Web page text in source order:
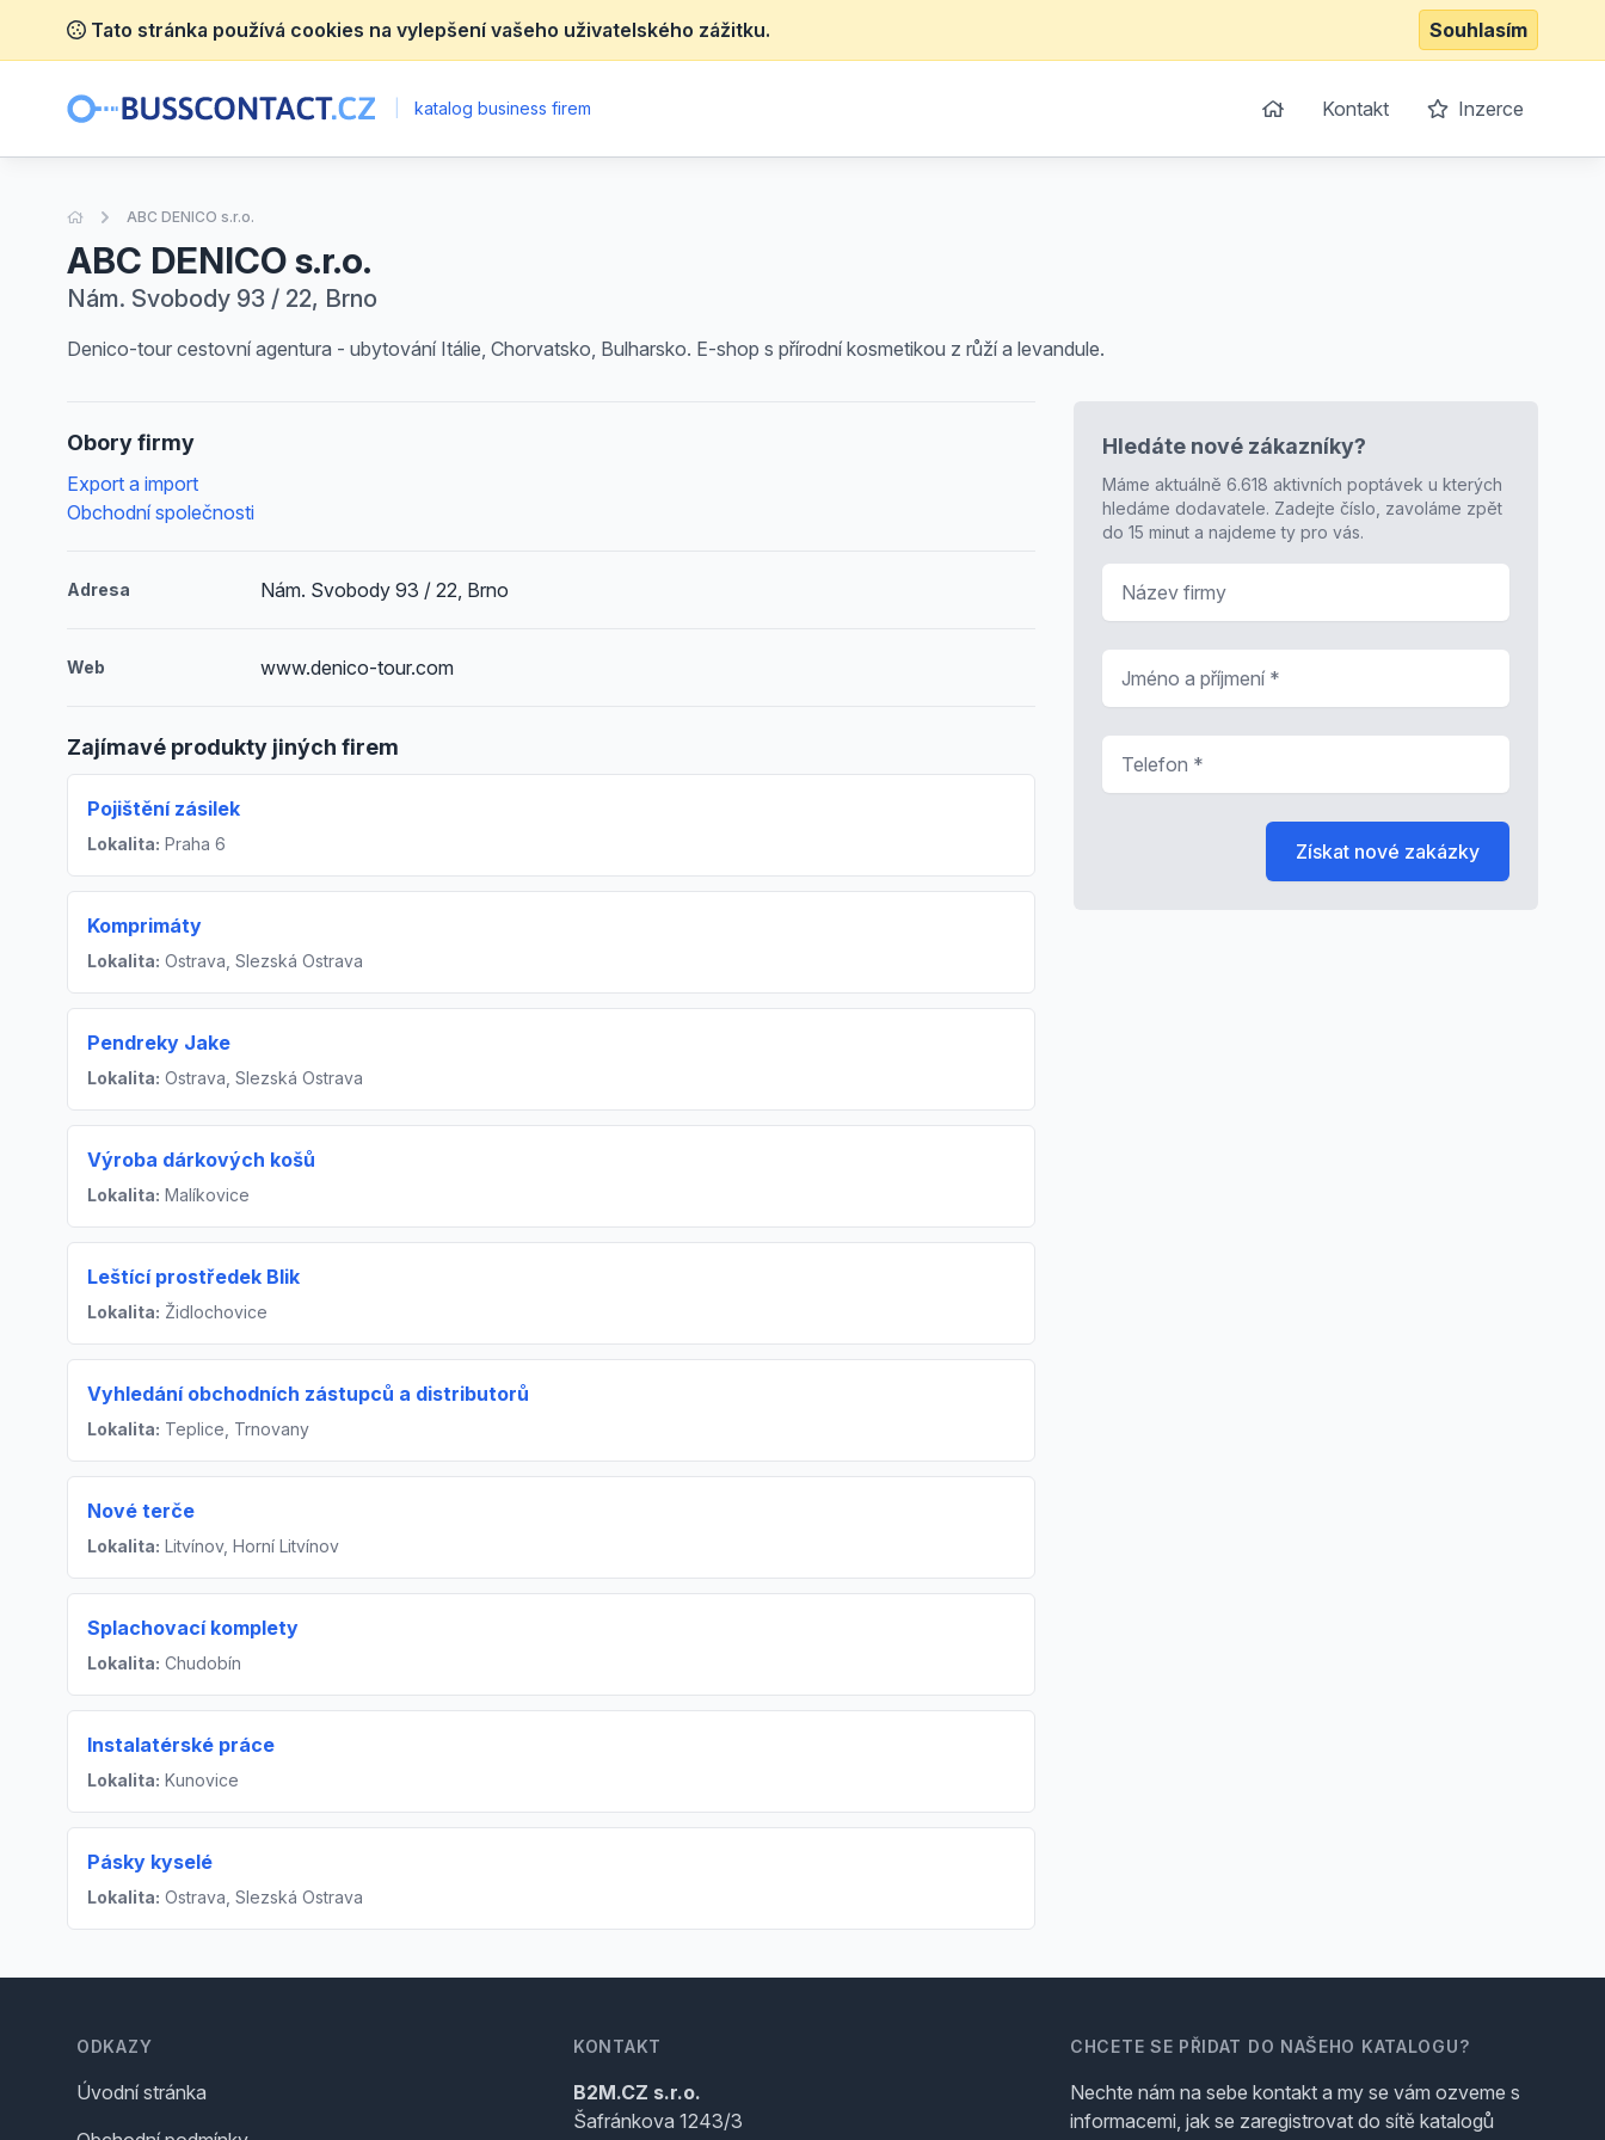
Tato stránka používá cookies na vylepšení vašeho uživatelského zážitku. Souhlasím
katalog business firem Kontakt Inzerce
Úvodní stránka
ABC DENICO s.r.o.
ABC DENICO s.r.o.
Nám. Svobody 93 / 22, Brno
Denico-tour cestovní agentura - ubytování Itálie, Chorvatsko, Bulharsko. E-shop s přírodní kosmetikou z růží a levandule.
Obory firmy
Export a import
Obchodní společnosti
Adresa Nám. Svobody 93 / 22, Brno
Web www.denico-tour.com
Zajímavé produkty jiných firem
Pojištění zásilek
Lokalita: Praha 6
Komprimáty
Lokalita: Ostrava, Slezská Ostrava
Pendreky Jake
Lokalita: Ostrava, Slezská Ostrava
Výroba dárkových košů
Lokalita: Malíkovice
Leštící prostředek Blik
Lokalita: Židlochovice
Vyhledání obchodních zástupců a distributorů
Lokalita: Teplice, Trnovany
Nové terče
Lokalita: Litvínov, Horní Litvínov
Splachovací komplety
Lokalita: Chudobín
Instalatérské práce
Lokalita: Kunovice
Pásky kyselé
Lokalita: Ostrava, Slezská Ostrava
Hledáte nové zákazníky?
Máme aktuálně 6.618 aktivních poptávek u kterých
hledáme dodavatele. Zadejte číslo, zavoláme zpět
do 15 minut a najdeme ty pro vás.
Získat nové zakázky
ODKAZY
Úvodní stránka
KONTAKT
B2M.CZ s.r.o.
Šafránkova 1243/3
CHCETE SE PŘIDAT DO NAŠEHO KATALOGU?
Nechte nám na sebe kontakt a my se vám ozveme s
informacemi, jak se zaregistrovat do sítě katalogů